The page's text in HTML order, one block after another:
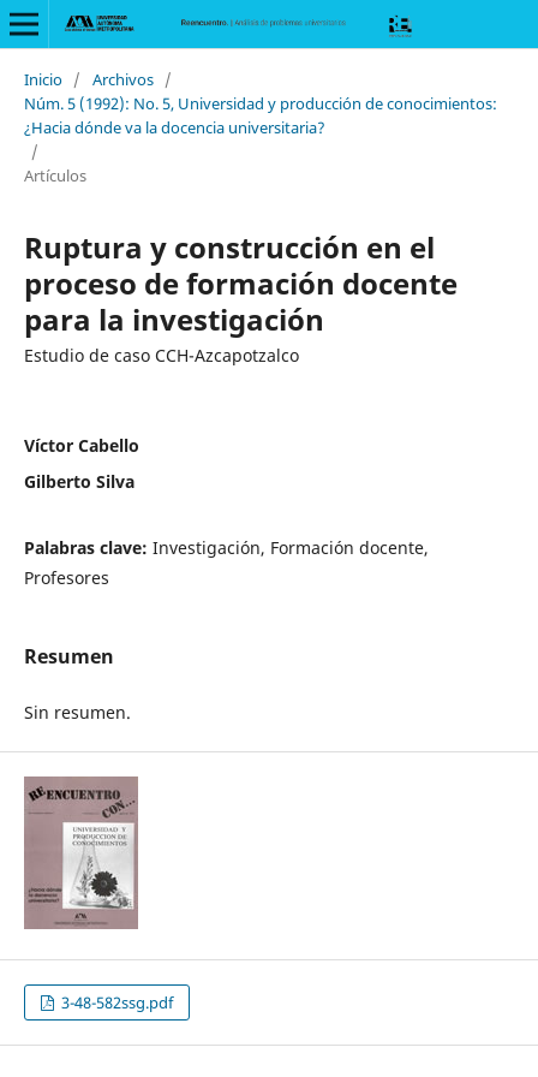
Inicio / Archivos /
Núm. 5 (1992): No. 5, Universidad y producción de conocimientos:
¿Hacia dónde va la docencia universitaria?
/
Artículos
Ruptura y construcción en el
proceso de formación docente
para la investigación
Estudio de caso CCH-Azcapotzalco
Víctor Cabello
Gilberto Silva
Palabras clave: Investigación, Formación docente,
Profesores
Resumen
Sin resumen.
3-48-582ssg.pdf